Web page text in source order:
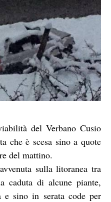
del Verbano Cusio
che è scesa sino a quote
del mattino.
sulla litoranea tra
caduta di alcune piante,
e sino in serata code per